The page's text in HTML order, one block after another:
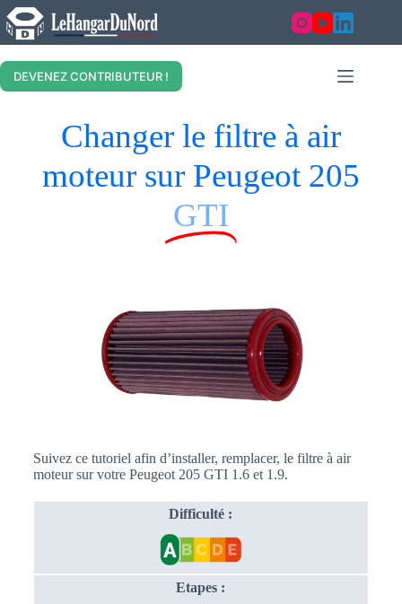
DEVENEZ CONTRIBUTEUR !
Changer le filtre à air
moteur sur Peugeot 205
GTI
Suivez ce tutoriel afin d’installer, remplacer, le filtre à air
moteur sur votre Peugeot 205 GTI 1.6 et 1.9.
Difficulté :
Etapes :